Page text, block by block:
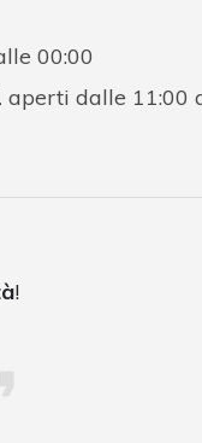
00:00
aperti dalle 11:00
!